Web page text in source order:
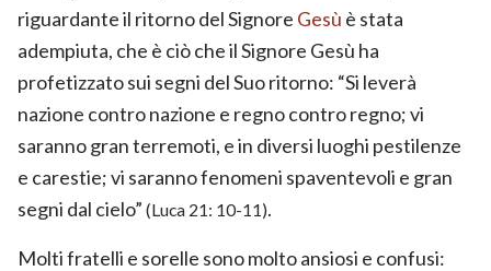
riguardante il ritorno del Signore Gesù è stata
adempiuta, che è ciò che il Signore Gesù ha
profetizzato sui segni del Suo ritorno: “Si leverà
nazione contro nazione e regno contro regno; vi
saranno gran terremoti, e in diversi luoghi pestilenze
e carestie; vi saranno fenomeni spaventevoli e gran
segni dal cielo” (Luca 21: 10-11).
Molti fratelli e sorelle sono molto ansiosi e confusi: